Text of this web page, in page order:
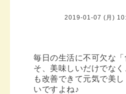
2019-01-07 (月)
毎日の生活に不可欠な「
そ、美味しいだけでな
も改善できて元気で美
いですよね♪